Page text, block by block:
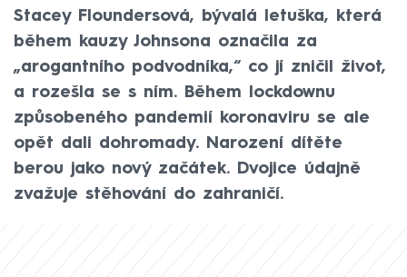
Stacey Floundersová, bývalá letuška, která
během kauzy Johnsona označila za
„arogantního podvodníka,“ co jí zničil život,
a rozešla se s ním. Během lockdownu
způsobeného pandemií koronaviru se ale
opět dali dohromady. Narození dítěte
berou jako nový začátek. Dvojice údajně
zvažuje stěhování do zahraničí.